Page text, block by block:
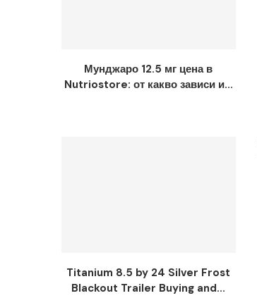
Мунджаро 12.5 мг цена в
Nutriostore: от какво зависи и...
Titanium 8.5 by 24 Silver Frost
Blackout Trailer Buying and...